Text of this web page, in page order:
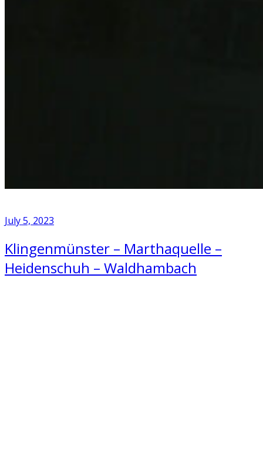
July 5, 2023
Klingenmünster – Marthaquelle –
Heidenschuh – Waldhambach